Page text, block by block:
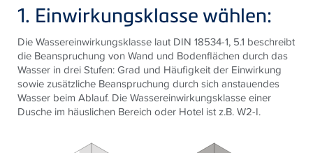
1. Einwirkungsklasse wählen:
Die Wassereinwirkungsklasse laut DIN 18534-1, 5.1 beschreibt
die Beanspruchung von Wand und Bodenflächen durch das
Wasser in drei Stufen: Grad und Häufigkeit der Einwirkung
sowie zusätzliche Beanspruchung durch sich anstauendes
Wasser beim Ablauf. Die Wassereinwirkungsklasse einer
Dusche im häuslichen Bereich oder Hotel ist z.B. W2-I.